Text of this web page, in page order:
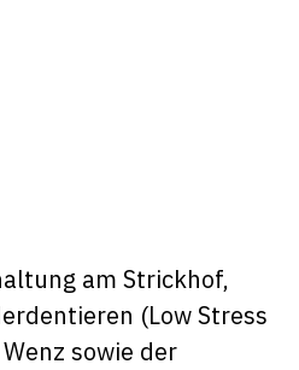
am Strickhof,
(Low Stress
sowie der